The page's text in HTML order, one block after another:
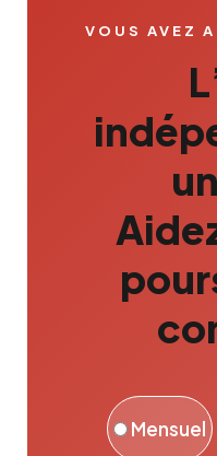
VOUS AVEZ
Mensuel